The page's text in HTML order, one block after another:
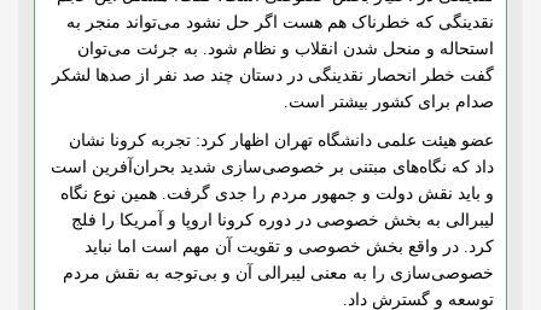
نقدینگی که خطرناک هم هست اگر حل نشود می‌تواند منجر به
استحاله و منحل شدن انقلاب و نظام شود. به جرئت می‌توان
گفت خطر انحصار نقدینگی در دستان چند صد نفر از صدها لشکر
صدام برای کشور بیشتر است.
عضو هیئت علمی دانشگاه تهران اظهار کرد: تجربه کرونا نشان
داد که نگاه‌های مبتنی بر خصوصی‌‌سازی شدید بحران‌آفرین است
و باید نقش دولت و جمهور مردم را جدی گرفت. همین نوع نگاه
لیبرالی به بخش خصوصی در دوره کرونا اروپا و آمریکا را فلج
کرد. در واقع بخش خصوصی و تقویت آن مهم است اما نباید
خصوصی‌سازی را به معنی لیبرالی آن و بی‌توجه به نقش مردم
توسعه و گسترش داد.